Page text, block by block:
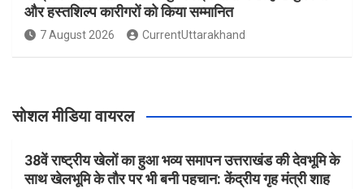
और हस्तशिल्प कारीगरों को किया सम्मानित
7 August 2026 CurrentUttarakhand
सोशल मीडिया वायरल
38वें राष्ट्रीय खेलों का हुआ भव्य समापन उत्तराखंड की देवभूमि के
साथ खेलभूमि के तौर पर भी बनी पहचान: केंद्रीय गृह मंत्री शाह